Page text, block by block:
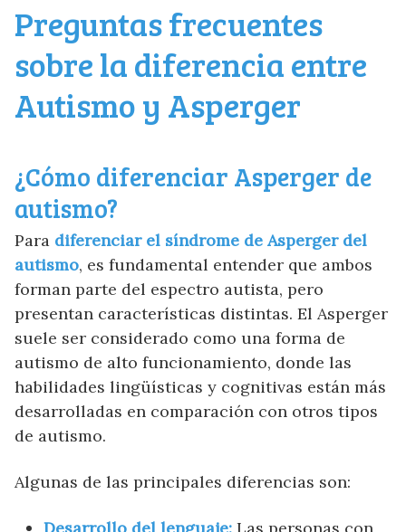
Preguntas frecuentes
sobre la diferencia entre
Autismo y Asperger
¿Cómo diferenciar Asperger de
autismo?
Para diferenciar el síndrome de Asperger del
autismo, es fundamental entender que ambos
forman parte del espectro autista, pero
presentan características distintas. El Asperger
suele ser considerado como una forma de
autismo de alto funcionamiento, donde las
habilidades lingüísticas y cognitivas están más
desarrolladas en comparación con otros tipos
de autismo.
Algunas de las principales diferencias son: